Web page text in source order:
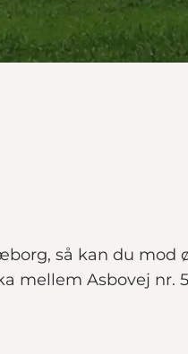
så kan du mod
mellem Asbovej nr.